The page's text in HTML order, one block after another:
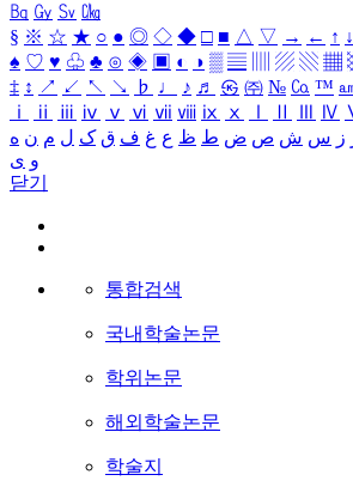
㏃ ㏉ ㏜ ㏆
§ ※ ☆ ★ ○ ● ◎ ◇ ◆ □ ■ △ ▽ → ← ↑ ↓
♠ ♡ ♥ ♧ ♣ ⊙ ◈ ▣ ◐ ◑ ▒ ▤ ▨ ▧ ▦
‡ ↕ ↗ ↙ ↖ ↘ ♭ ♩ ♪ ♬ ㉿ ㈜ № ㏇ ™
ⅰ
ⅱ ⅲ ⅳ ⅴ ⅵ ⅶ ⅷ ⅸ ⅹ Ⅳ
ز س ش ص ض ط ظ ع غ ف ق ک ل م ن ه
و ی
닫기
통합검색
국내학술논문
학위논문
해외학술논문
학술지